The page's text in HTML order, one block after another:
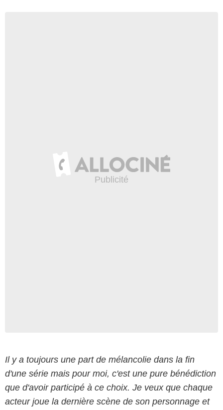
Il y a toujours une part de mélancolie dans la fin
d'une série mais pour moi, c'est une pure bénédiction
que d'avoir participé à ce choix. Je veux que chaque
acteur joue la dernière scène de son personnage et